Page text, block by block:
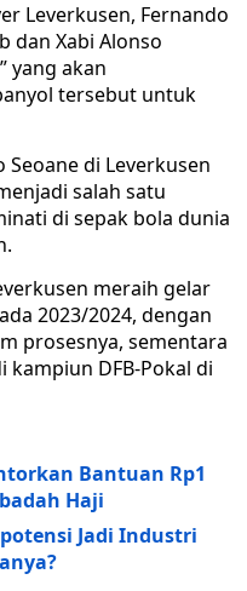
Leverkusen, Fernando
dan Xabi Alonso
yang akan
tersebut untuk
di Leverkusen
salah satu
di sepak bola dunia
meraih gelar
2023/2024, dengan
prosesnya, sementara
DFB-Pokal di
Bantuan Rp1
Haji
Jadi Industri